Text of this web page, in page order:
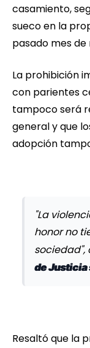
casamiento,
sueco en la
pasado mes de
La prohibición
con parientes
tampoco será
general y que
adopción
"La
honor no
sociedad",
de Justicia
Resaltó que la